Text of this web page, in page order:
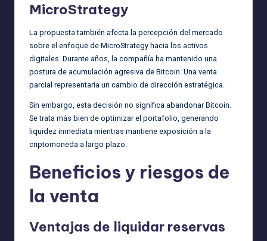
MicroStrategy
La propuesta también afecta la percepción del mercado
sobre el enfoque de MicroStrategy hacia los activos
digitales. Durante años, la compañía ha mantenido una
postura de acumulación agresiva de Bitcoin. Una venta
parcial representaría un cambio de dirección estratégica.
Sin embargo, esta decisión no significa abandonar Bitcoin.
Se trata más bien de optimizar el portafolio, generando
liquidez inmediata mientras mantiene exposición a la
criptomoneda a largo plazo.
Beneficios y riesgos de
la venta
Ventajas de liquidar reservas